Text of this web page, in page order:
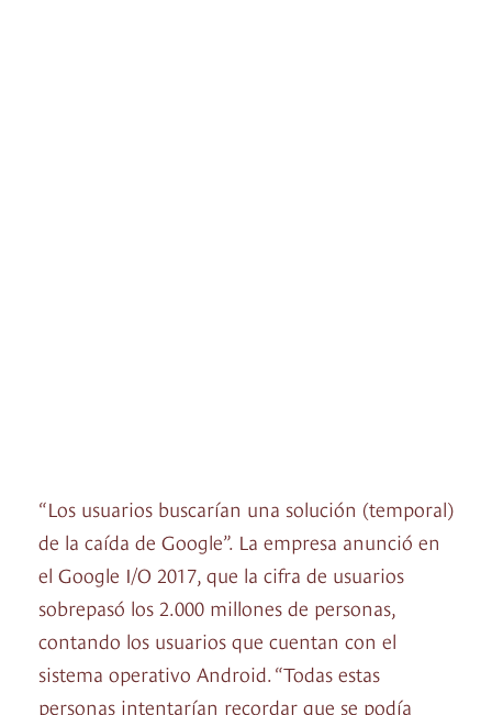
“Los usuarios buscarían una solución (temporal)
de la caída de Google”. La empresa anunció en
el Google I/O 2017, que la cifra de usuarios
sobrepasó los 2.000 millones de personas,
contando los usuarios que cuentan con el
sistema operativo Android. “Todas estas
personas intentarían recordar que se podía